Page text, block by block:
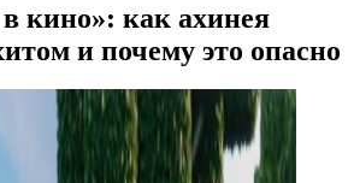
кино»: как ахинея
и почему это опасно